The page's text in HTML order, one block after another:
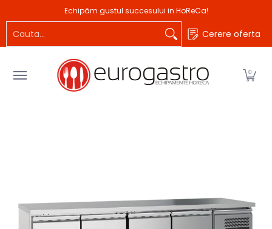
Sari la Continutul Principal
Branduri Idei de afaceri
Echipăm gustul succesului in HoReCa!
Cerere oferta
0